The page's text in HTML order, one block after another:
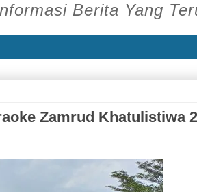
Berita Yang
Zamrud Khatulistiwa 2